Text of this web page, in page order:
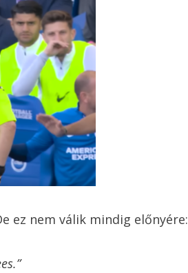
ez nem válik mindig előnyére: